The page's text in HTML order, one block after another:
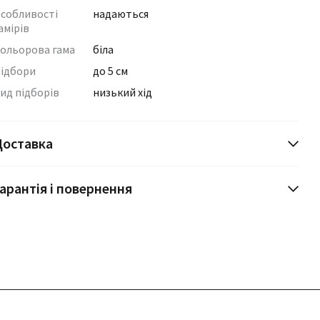
надаються
гама
біла
до 5 см
підборів
низький хід
і повернення